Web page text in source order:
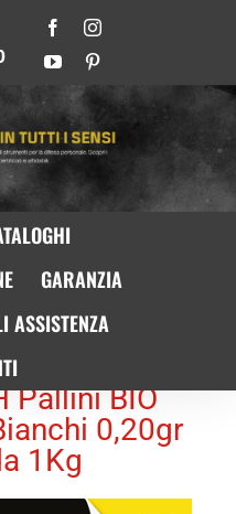
GARANZIA
ASSISTENZA
Pallini BIO
0,20gr
1Kg